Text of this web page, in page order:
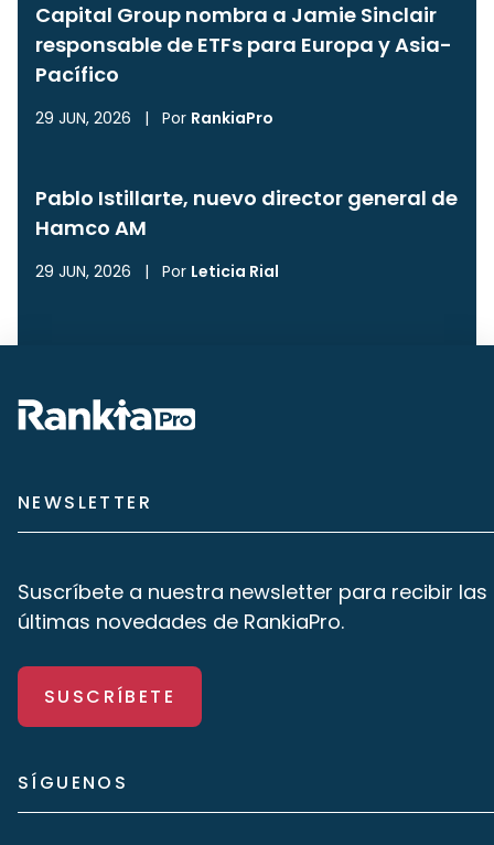
Capital Group nombra a Jamie Sinclair
responsable de ETFs para Europa y Asia-
Pacífico
29 JUN, 2026 | Por RankiaPro
Pablo Istillarte, nuevo director general de
Hamco AM
29 JUN, 2026 | Por Leticia Rial
NEWSLETTER
Suscríbete a nuestra newsletter para recibir las
últimas novedades de RankiaPro.
SUSCRÍBETE
SÍGUENOS